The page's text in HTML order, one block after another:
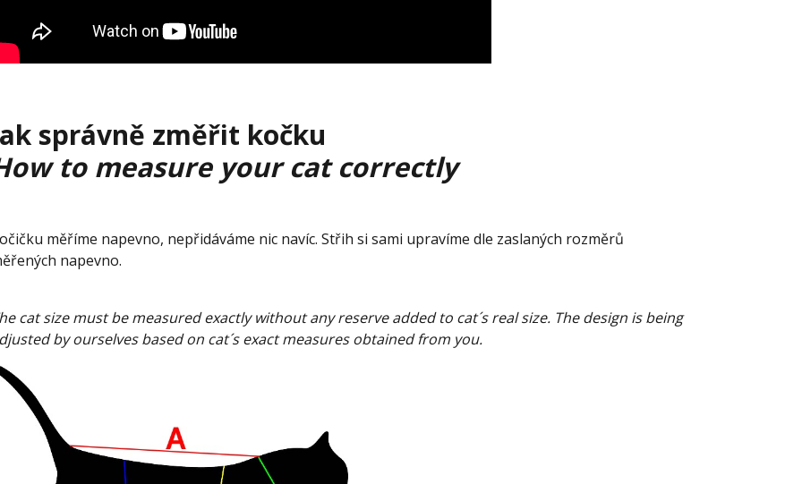
správně změřit kočku
to measure your cat correctly
měříme napevno, nepřidáváme nic navíc. Střih si sami upravíme dle zaslaných rozměrů
napevno.
cat size must be measured exactly without any reserve added to cat´s real size. The design is being
by ourselves based on cat´s exact measures obtained from you.